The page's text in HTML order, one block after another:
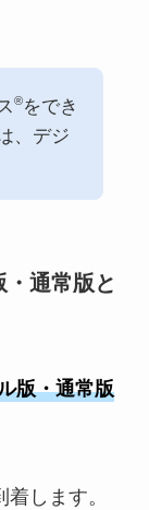
®をでき
、デジ
通常版と
版・通常版
着します。